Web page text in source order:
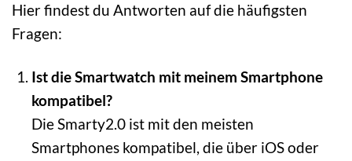
Hier findest du Antworten auf die häufigsten
Fragen:
Ist die Smartwatch mit meinem Smartphone
kompatibel?
Die Smarty2.0 ist mit den meisten
Smartphones kompatibel, die über iOS oder